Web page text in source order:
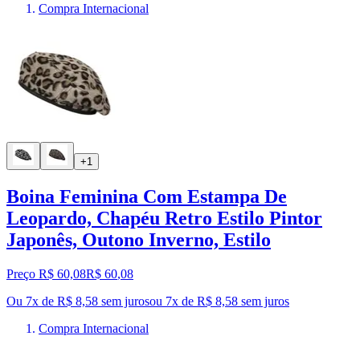
Compra Internacional
+1
Boina Feminina Com Estampa De
Leopardo, Chapéu Retro Estilo Pintor
Japonês, Outono Inverno, Estilo
Preço R$ 60,08R$ 60,08
Ou 7x de R$ 8,58 sem jurosou 7x de R$ 8,58 sem juros
Compra Internacional